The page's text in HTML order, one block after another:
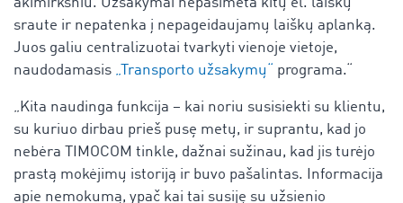
sraute ir nepatenka į nepageidaujamų laiškų aplanką.
Juos galiu centralizuotai tvarkyti vienoje vietoje,
naudodamasis „Transporto užsakymų“ programa.“
„Kita naudinga funkcija – kai noriu susisiekti su klientu,
su kuriuo dirbau prieš pusę metų, ir suprantu, kad jo
nebėra TIMOCOM tinkle, dažnai sužinau, kad jis turėjo
prastą mokėjimų istoriją ir buvo pašalintas. Informacija
apie nemokumą, ypač kai tai susiję su užsienio